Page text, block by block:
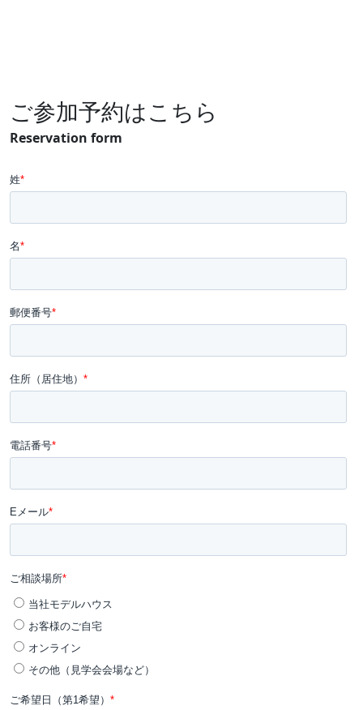
ご参加予約はこちら
Reservation form